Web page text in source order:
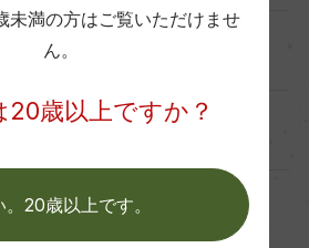
（56）
未満の方はご覧いただけませ
ん。
20歳以上ですか？
。20歳以上です。